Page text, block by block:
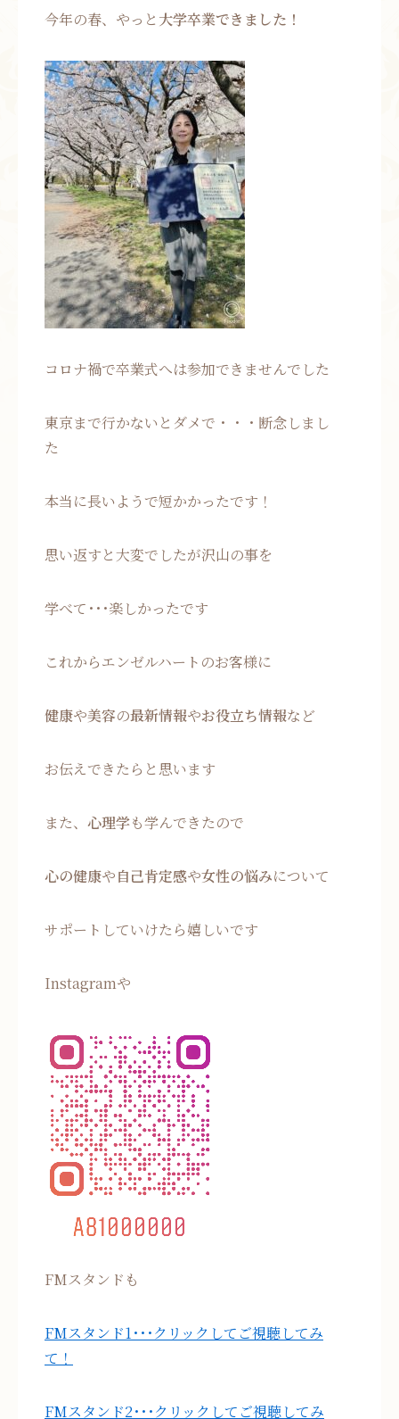
今年の春、やっと大学卒業できました！
コロナ禍で卒業式へは参加できませんでした
東京まで行かないとダメで・・・断念しまし
た
本当に長いようで短かかったです！
思い返すと大変でしたが沢山の事を
学べて･･･楽しかったです
これからエンゼルハートのお客様に
健康や美容の最新情報やお役立ち情報など
お伝えできたらと思います
また、 心理学も学んできたので
心の健康や自己肯定感や女性の悩みについて
サポートしていけたら嬉しいです
Instagramや
FMスタンドも
FMスタンド1･･･クリックしてご視聴してみ
て！
FMスタンド2･･･クリックしてご視聴してみ